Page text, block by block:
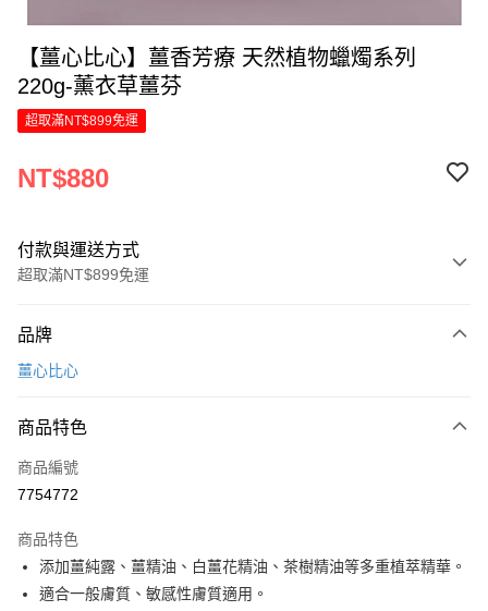
【薑心比心】薑香芳療 天然植物蠟燭系列
220g-薰衣草薑芬
超取滿NT$899免運
NT$880
付款與運送方式
超取滿NT$899免運
信用卡一次付款
Apple Pay
街口支付
Google Pay
全盈+PAY
品牌
薑心比心
商品特色
商品編號
7754772
商品特色
添加薑純露、薑精油、白薑花精油、茶樹精油等多重植萃精華。
適合一般膚質、敏感性膚質適用。